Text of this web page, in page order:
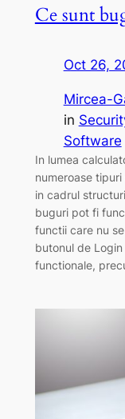
Ce sunt
Oct 26,
Mircea-
in
Software
In lumea
numeroase
in cadrul
buguri pot fi
functii care nu
butonul de
functionale,